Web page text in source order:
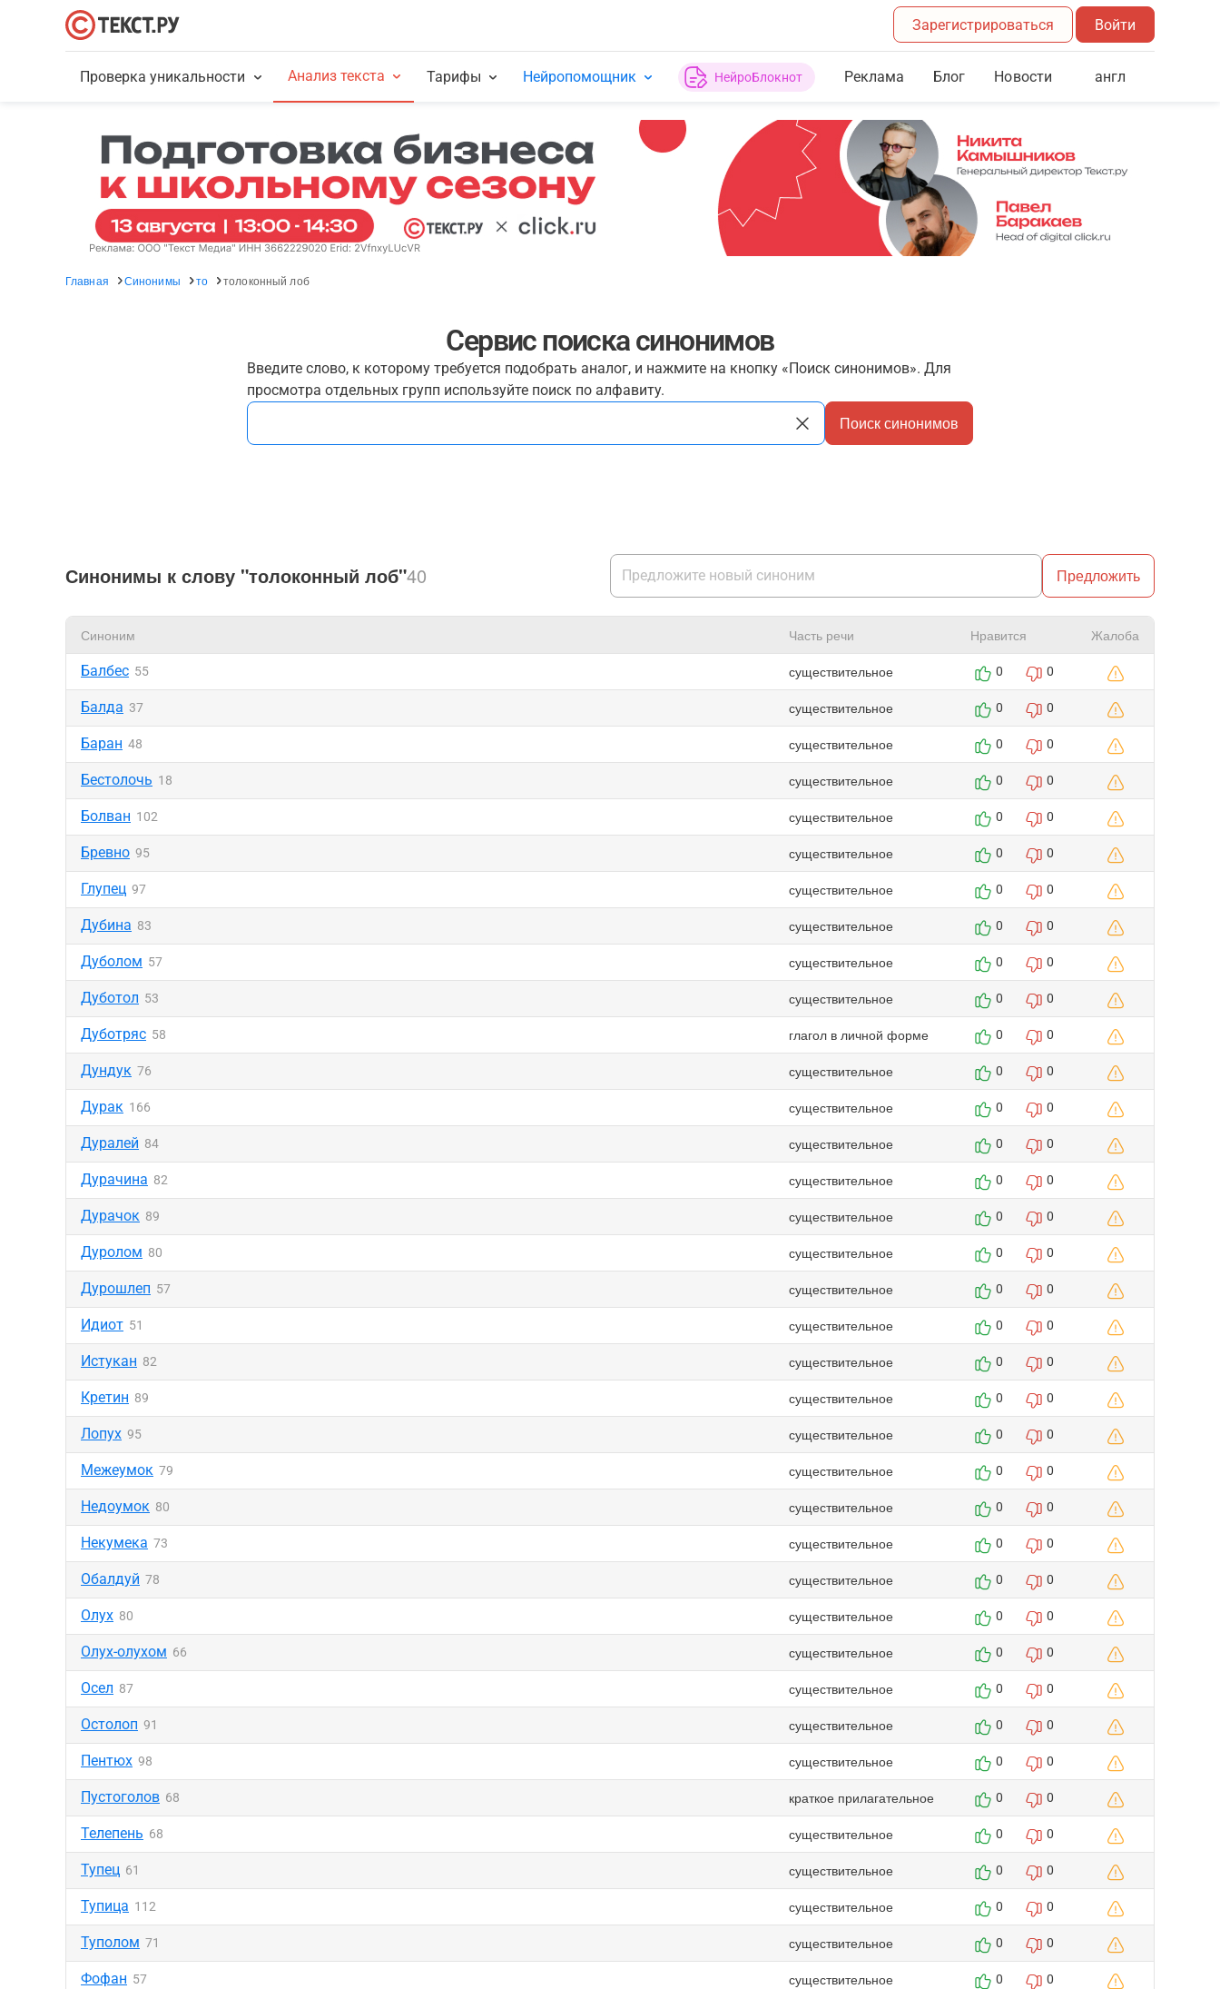
Зарегистрироваться Войти
Проверка уникальности Анализ текста Тарифы Нейропомощник НейроБлокнот Реклама Блог Новости англ
Главная Синонимы то толоконный лоб
Сервис поиска синонимов
Введите слово, к которому требуется подобрать аналог, и нажмите на кнопку «Поиск синонимов». Для
просмотра отдельных групп используйте поиск по алфавиту.
Поиск синонимов
Синонимы к слову "толоконный лоб"40 Предложить
Синоним Часть речи Нравится Жалоба
Балбес 55 существительное 0 0
Балда 37 существительное 0 0
Баран 48 существительное 0 0
Бестолочь 18 существительное 0 0
Болван 102 существительное 0 0
Бревно 95 существительное 0 0
Глупец 97 существительное 0 0
Дубина 83 существительное 0 0
Дуболом 57 существительное 0 0
Дуботол 53 существительное 0 0
Дуботряс 58 глагол в личной форме 0 0
Дундук 76 существительное 0 0
Дурак 166 существительное 0 0
Дуралей 84 существительное 0 0
Дурачина 82 существительное 0 0
Дурачок 89 существительное 0 0
Дуролом 80 существительное 0 0
Дурошлеп 57 существительное 0 0
Идиот 51 существительное 0 0
Истукан 82 существительное 0 0
Кретин 89 существительное 0 0
Лопух 95 существительное 0 0
Межеумок 79 существительное 0 0
Недоумок 80 существительное 0 0
Некумека 73 существительное 0 0
Обалдуй 78 существительное 0 0
Олух 80 существительное 0 0
Олух-олухом 66 существительное 0 0
Осел 87 существительное 0 0
Остолоп 91 существительное 0 0
Пентюх 98 существительное 0 0
Пустоголов 68 краткое прилагательное 0 0
Телепень 68 существительное 0 0
Тупец 61 существительное 0 0
Тупица 112 существительное 0 0
Туполом 71 существительное 0 0
Фофан 57 существительное 0 0